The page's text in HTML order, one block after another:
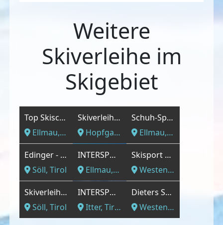
Weitere
Skiverleihe im
Skigebiet
Top Skischule Ellmau KG
Ellmau, Tirol
Skiverleih Kurz
Hopfgarten im Brixental, Tirol
Schuh-Sport Günther
Ellmau, Tirol
Edinger - Sport und Mode
Söll, Tirol
INTERSPORT - Talstation Hartkaiserbahn
Ellmau, Tirol
Skisport Hausberger R&A Betriebs GmbH
Westendorf, Tirol
Skiverleih Sport Mayr
Söll, Tirol
INTERSPORT - Itter
Itter, Tirol
Dieters Sportshop
Westendorf, Tirol